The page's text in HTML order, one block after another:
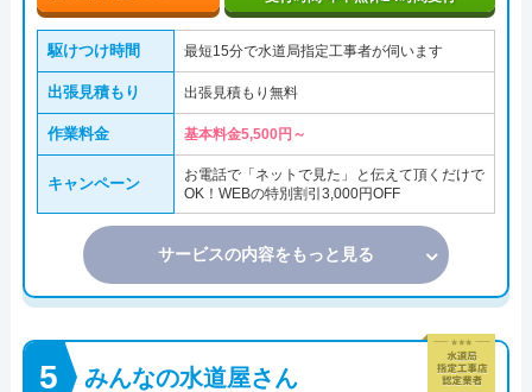
駆けつけ時間 最短15分で水道局指定工事者が伺います
出張見積もり 出張見積もり無料
作業料金 基本料金5,500円～
キャンペーン
お電話で「ネットで見た」と伝えて頂くだけで
OK！WEBの特別割引3,000円OFF
サービスの内容をもっと見る
みんなの水道屋さん